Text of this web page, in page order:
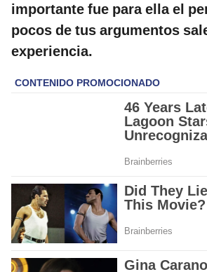
importante fue para ella el
pocos de tus argumentos
experiencia.